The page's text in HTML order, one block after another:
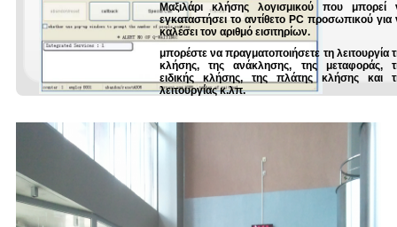
Μαξιλάρι κλήσης λογισμικού που μπορεί
εγκαταστήσει το αντίθετο PC προσωπικού για
καλέσει τον αριθμό εισιτηρίων.
μπορέστε να πραγματοποιήσετε τη λειτουργία
κλήσης, της ανάκλησης, της μεταφοράς,
ειδικής κλήσης, της πλάτης κλήσης και
λειτουργίας κ.λπ.